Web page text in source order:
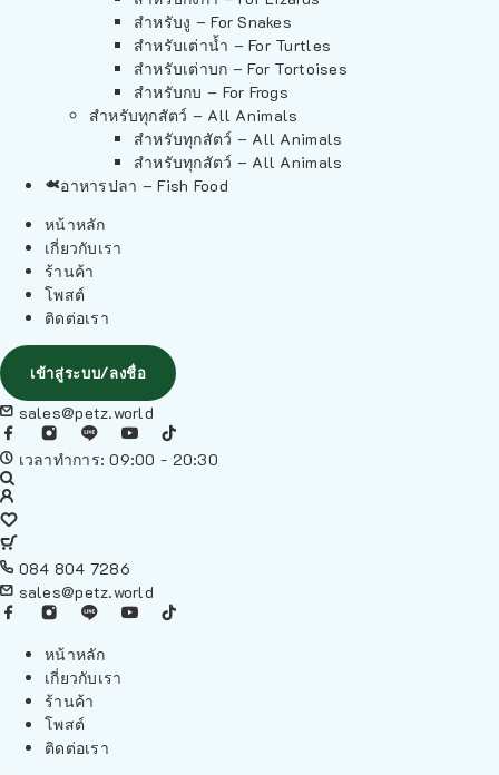
สำหรับงู – For Snakes
สำหรับเต่าน้ำ – For Turtles
สำหรับเต่าบก – For Tortoises
สำหรับกบ – For Frogs
สำหรับทุกสัตว์ – All Animals
สำหรับทุกสัตว์ – All Animals
สำหรับทุกสัตว์ – All Animals
อาหารปลา – Fish Food
หน้าหลัก
เกี่ยวกับเรา
ร้านค้า
โพสต์
ติดต่อเรา
เข้าสู่ระบบ/ลงชื่อ
sales@petz.world
เวลาทำการ: 09:00 - 20:30
084 804 7286
sales@petz.world
หน้าหลัก
เกี่ยวกับเรา
ร้านค้า
โพสต์
ติดต่อเรา